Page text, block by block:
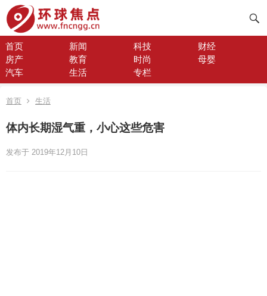
首页 新闻 科技
财经
房产
教育 时尚
母婴
汽车
生活 专栏
首页 生活
体内长期湿气重，小心这些危害
发布于 2019年12月10日